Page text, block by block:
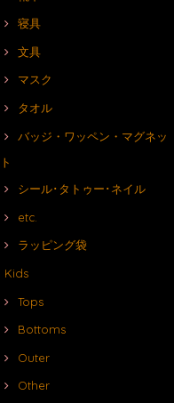
寝具
文具
マスク
タオル
バッジ・ワッペン・マグネッ
ト
シール･タトゥー･ネイル
etc.
ラッピング袋
Kids
Tops
Bottoms
Outer
Other